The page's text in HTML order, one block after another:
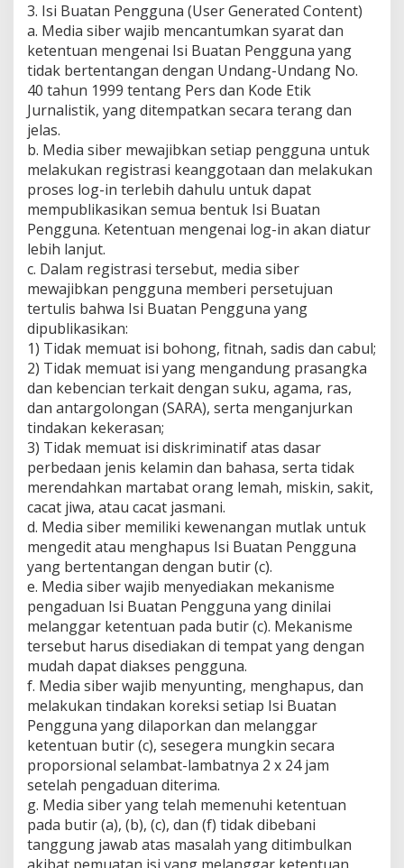
3. Isi Buatan Pengguna (User Generated Content)
a. Media siber wajib mencantumkan syarat dan
ketentuan mengenai Isi Buatan Pengguna yang
tidak bertentangan dengan Undang-Undang No.
40 tahun 1999 tentang Pers dan Kode Etik
Jurnalistik, yang ditempatkan secara terang dan
jelas.
b. Media siber mewajibkan setiap pengguna untuk
melakukan registrasi keanggotaan dan melakukan
proses log-in terlebih dahulu untuk dapat
mempublikasikan semua bentuk Isi Buatan
Pengguna. Ketentuan mengenai log-in akan diatur
lebih lanjut.
c. Dalam registrasi tersebut, media siber
mewajibkan pengguna memberi persetujuan
tertulis bahwa Isi Buatan Pengguna yang
dipublikasikan:
1) Tidak memuat isi bohong, fitnah, sadis dan cabul;
2) Tidak memuat isi yang mengandung prasangka
dan kebencian terkait dengan suku, agama, ras,
dan antargolongan (SARA), serta menganjurkan
tindakan kekerasan;
3) Tidak memuat isi diskriminatif atas dasar
perbedaan jenis kelamin dan bahasa, serta tidak
merendahkan martabat orang lemah, miskin, sakit,
cacat jiwa, atau cacat jasmani.
d. Media siber memiliki kewenangan mutlak untuk
mengedit atau menghapus Isi Buatan Pengguna
yang bertentangan dengan butir (c).
e. Media siber wajib menyediakan mekanisme
pengaduan Isi Buatan Pengguna yang dinilai
melanggar ketentuan pada butir (c). Mekanisme
tersebut harus disediakan di tempat yang dengan
mudah dapat diakses pengguna.
f. Media siber wajib menyunting, menghapus, dan
melakukan tindakan koreksi setiap Isi Buatan
Pengguna yang dilaporkan dan melanggar
ketentuan butir (c), sesegera mungkin secara
proporsional selambat-lambatnya 2 x 24 jam
setelah pengaduan diterima.
g. Media siber yang telah memenuhi ketentuan
pada butir (a), (b), (c), dan (f) tidak dibebani
tanggung jawab atas masalah yang ditimbulkan